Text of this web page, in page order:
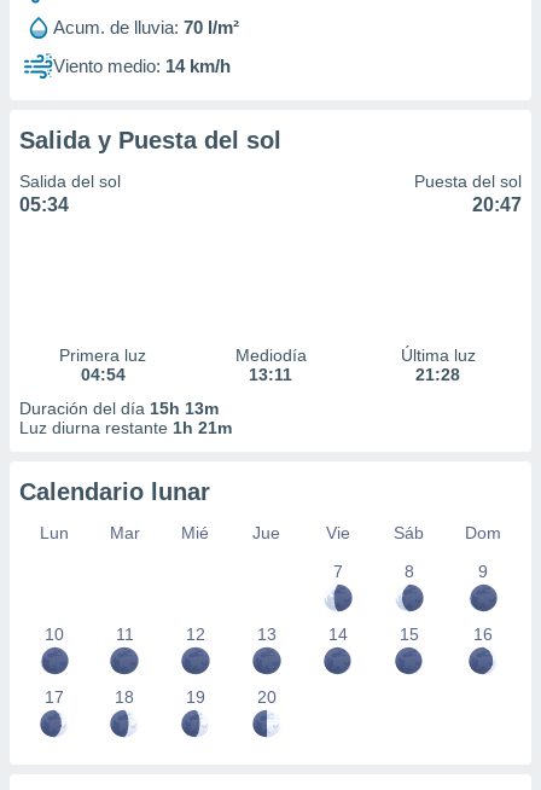
Acum. de lluvia: 70 l/m²
Viento medio: 14 km/h
Salida y Puesta del sol
Salida del sol
05:34
Puesta del sol
20:47
Primera luz
04:54
Mediodía
13:11
Última luz
21:28
Duración del día 15h 13m
Luz diurna restante 1h 21m
Calendario lunar
Lun Mar Mié Jue Vie Sáb
Dom
7
8 9
10 11 12 13 14 15 16
17 18 19 20